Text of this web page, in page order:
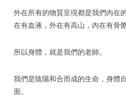
外在所有的物質呈現都是我們內在
在有血液，外在有高山，內在有骨骼
所以身體，就是我們的老師。
我們是陰陽和合而成的生命，身體
面。